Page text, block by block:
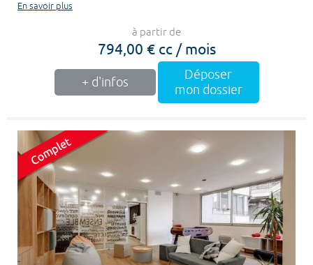
En savoir plus
à partir de
794,00 € cc / mois
+ d'infos
Déposer
mon dossier